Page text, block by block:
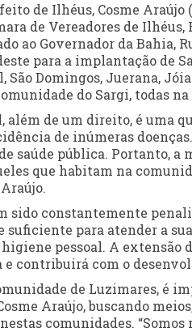
de Ilhéus, Cosme Araújo
de Vereadores de
ao Governador da Bahia,
para a implantação de
São Domingos, Juerana,
do Sargi, todas
além de um direito, é uma
de inúmeras
saúde pública. Portanto, a
que habitam na
sido constantemente
suficiente para atender a
pessoal. A
e contribuirá com o
de Luzimares, é
Araújo, buscando
comunidades.